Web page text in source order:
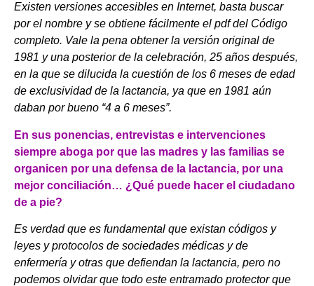
Existen versiones accesibles en Internet, basta buscar
por el nombre y se obtiene fácilmente el pdf del Código
completo. Vale la pena obtener la versión original de
1981 y una posterior de la celebración, 25 años después,
en la que se dilucida la cuestión de los 6 meses de edad
de exclusividad de la lactancia, ya que en 1981 aún
daban por bueno “4 a 6 meses”.
En sus ponencias, entrevistas e intervenciones
siempre aboga por que las madres y las familias se
organicen por una defensa de la lactancia, por una
mejor conciliación… ¿Qué puede hacer el ciudadano
de a pie?
Es verdad que es fundamental que existan códigos y
leyes y protocolos de sociedades médicas y de
enfermería y otras que defiendan la lactancia, pero no
podemos olvidar que todo este entramado protector que